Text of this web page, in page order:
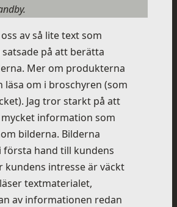
av så lite text som
på att berätta
Mer om produkterna
läsa om i broschyren (som
Jag tror starkt på att
mycket information som
bilderna. Bilderna
första hand till kundens
kundens intresse är väckt
textmaterialet,
av informationen redan